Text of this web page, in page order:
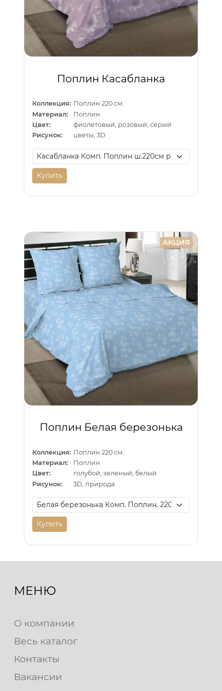
Поплин Касабланка
Коллекция: Поплин 220 см.
Материал:
Поплин
Цвет:
фиолетовый, розовый, серый
Рисунок:
цветы, 3D
Купить
АКЦИЯ
Поплин Белая березонька
Коллекция: Поплин 220 см.
Материал:
Поплин
Цвет:
голубой, зеленый, белый
Рисунок:
3D, природа
Купить
МЕНЮ
О компании
Весь каталог
Контакты
Вакансии